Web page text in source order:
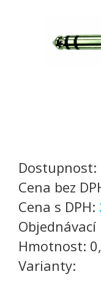
Dostupnost:
Cena bez
Cena s DPH:
Objednávací
Hmotnost:
Varianty: